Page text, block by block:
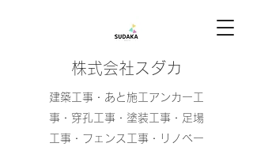
株式会社スダカ
​​建築工事・あと施工アンカー工
事・穿孔工事・塗装工事・足場
工事・フェンス工事・リノベー